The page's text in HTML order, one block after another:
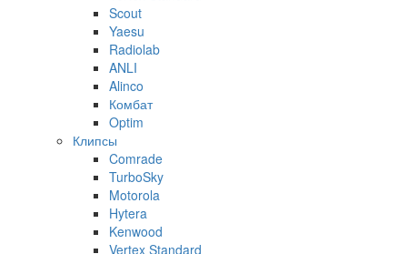
Scout
Yaesu
Radiolab
ANLI
Alinco
Комбат
Optim
Клипсы
Comrade
TurboSky
Motorola
Hytera
Kenwood
Vertex Standard